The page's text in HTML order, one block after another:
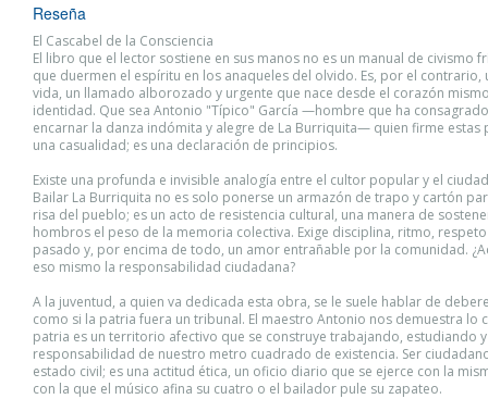
Reseña
El Cascabel de la Consciencia
El libro que el lector sostiene en sus manos no es un manual de civismo
que duermen el espíritu en los anaqueles del olvido. Es, por el contrario,
vida, un llamado alborozado y urgente que nace desde el corazón
identidad. Que sea Antonio "Típico" García —hombre que ha
encarnar la danza indómita y alegre de La Burriquita— quien firme estas
una casualidad; es una declaración de principios.
Existe una profunda e invisible analogía entre el cultor popular y el
Bailar La Burriquita no es solo ponerse un armazón de trapo y cartón
risa del pueblo; es un acto de resistencia cultural, una manera de
hombros el peso de la memoria colectiva. Exige disciplina, ritmo,
pasado y, por encima de todo, un amor entrañable por la comunidad.
eso mismo la responsabilidad ciudadana?
A la juventud, a quien va dedicada esta obra, se le suele hablar de
como si la patria fuera un tribunal. El maestro Antonio nos demuestra lo
patria es un territorio afectivo que se construye trabajando, estudiando
responsabilidad de nuestro metro cuadrado de existencia. Ser
estado civil; es una actitud ética, un oficio diario que se ejerce con la
con la que el músico afina su cuatro o el bailador pule su zapateo.